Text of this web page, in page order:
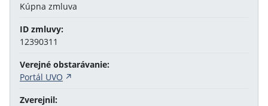
Kúpna zmluva
ID zmluvy:
12390311
Verejné obstarávanie:
Portál UVO
Zverejnil: